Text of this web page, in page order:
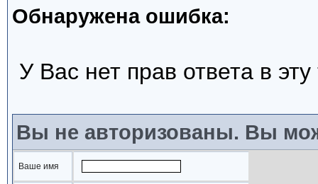
Обнаружена ошибка:
У Вас нет прав ответа в
Вы не авторизованы. Вы
Ваше имя